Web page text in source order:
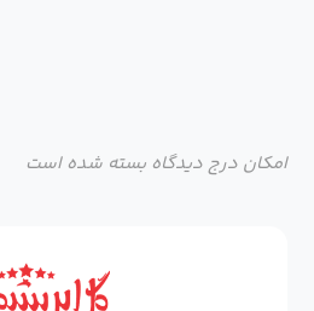
امکان درج دیدگاه بسته شده است